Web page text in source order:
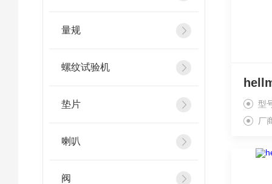
量规
螺纹试验机
垫片
喇叭
阀
型
厂